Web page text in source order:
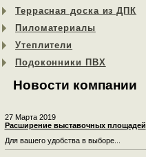
Террасная доска из ДПК
Пиломатериалы
Утеплители
Подоконники ПВХ
Новости компании
27 Марта 2019
Расширение выставочных площадей
Для вашего удобства в выборе...